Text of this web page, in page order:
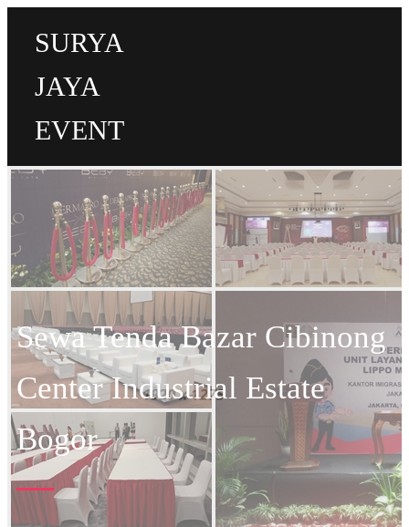
SURYA
JAYA
EVENT
Sewa Tenda Bazar Cibinong
Center Industrial Estate
Bogor